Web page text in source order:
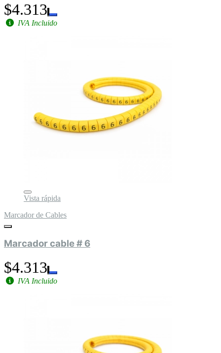
$4.313
IVA Incluido
Vista rápida
Marcador de Cables
Marcador cable # 6
$4.313
IVA Incluido